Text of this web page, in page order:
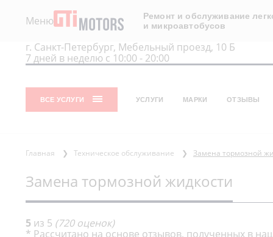
Меню
Ремонт и обслуживание
и микроавтобусов
г. Санкт-Петербург, Мебельный проезд, 10 Б
7 дней в неделю с 10:00 - 20:00
ВСЕ УСЛУГИ УСЛУГИ МАРКИ ОТЗЫВЫ
Главная ❯ Техническое обслуживание ❯ Замена тормозной
Замена тормозной жидкости
5 из 5 (720оценок)
* Рассчитано на основе отзывов, полученных в